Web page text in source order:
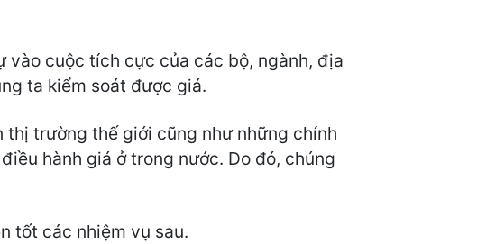
vào cuộc tích cực của các bộ, ngành, địa
ta kiểm soát được giá.
trường thế giới cũng như những chính
hành giá ở trong nước. Do đó, chúng
tốt các nhiệm vụ sau.